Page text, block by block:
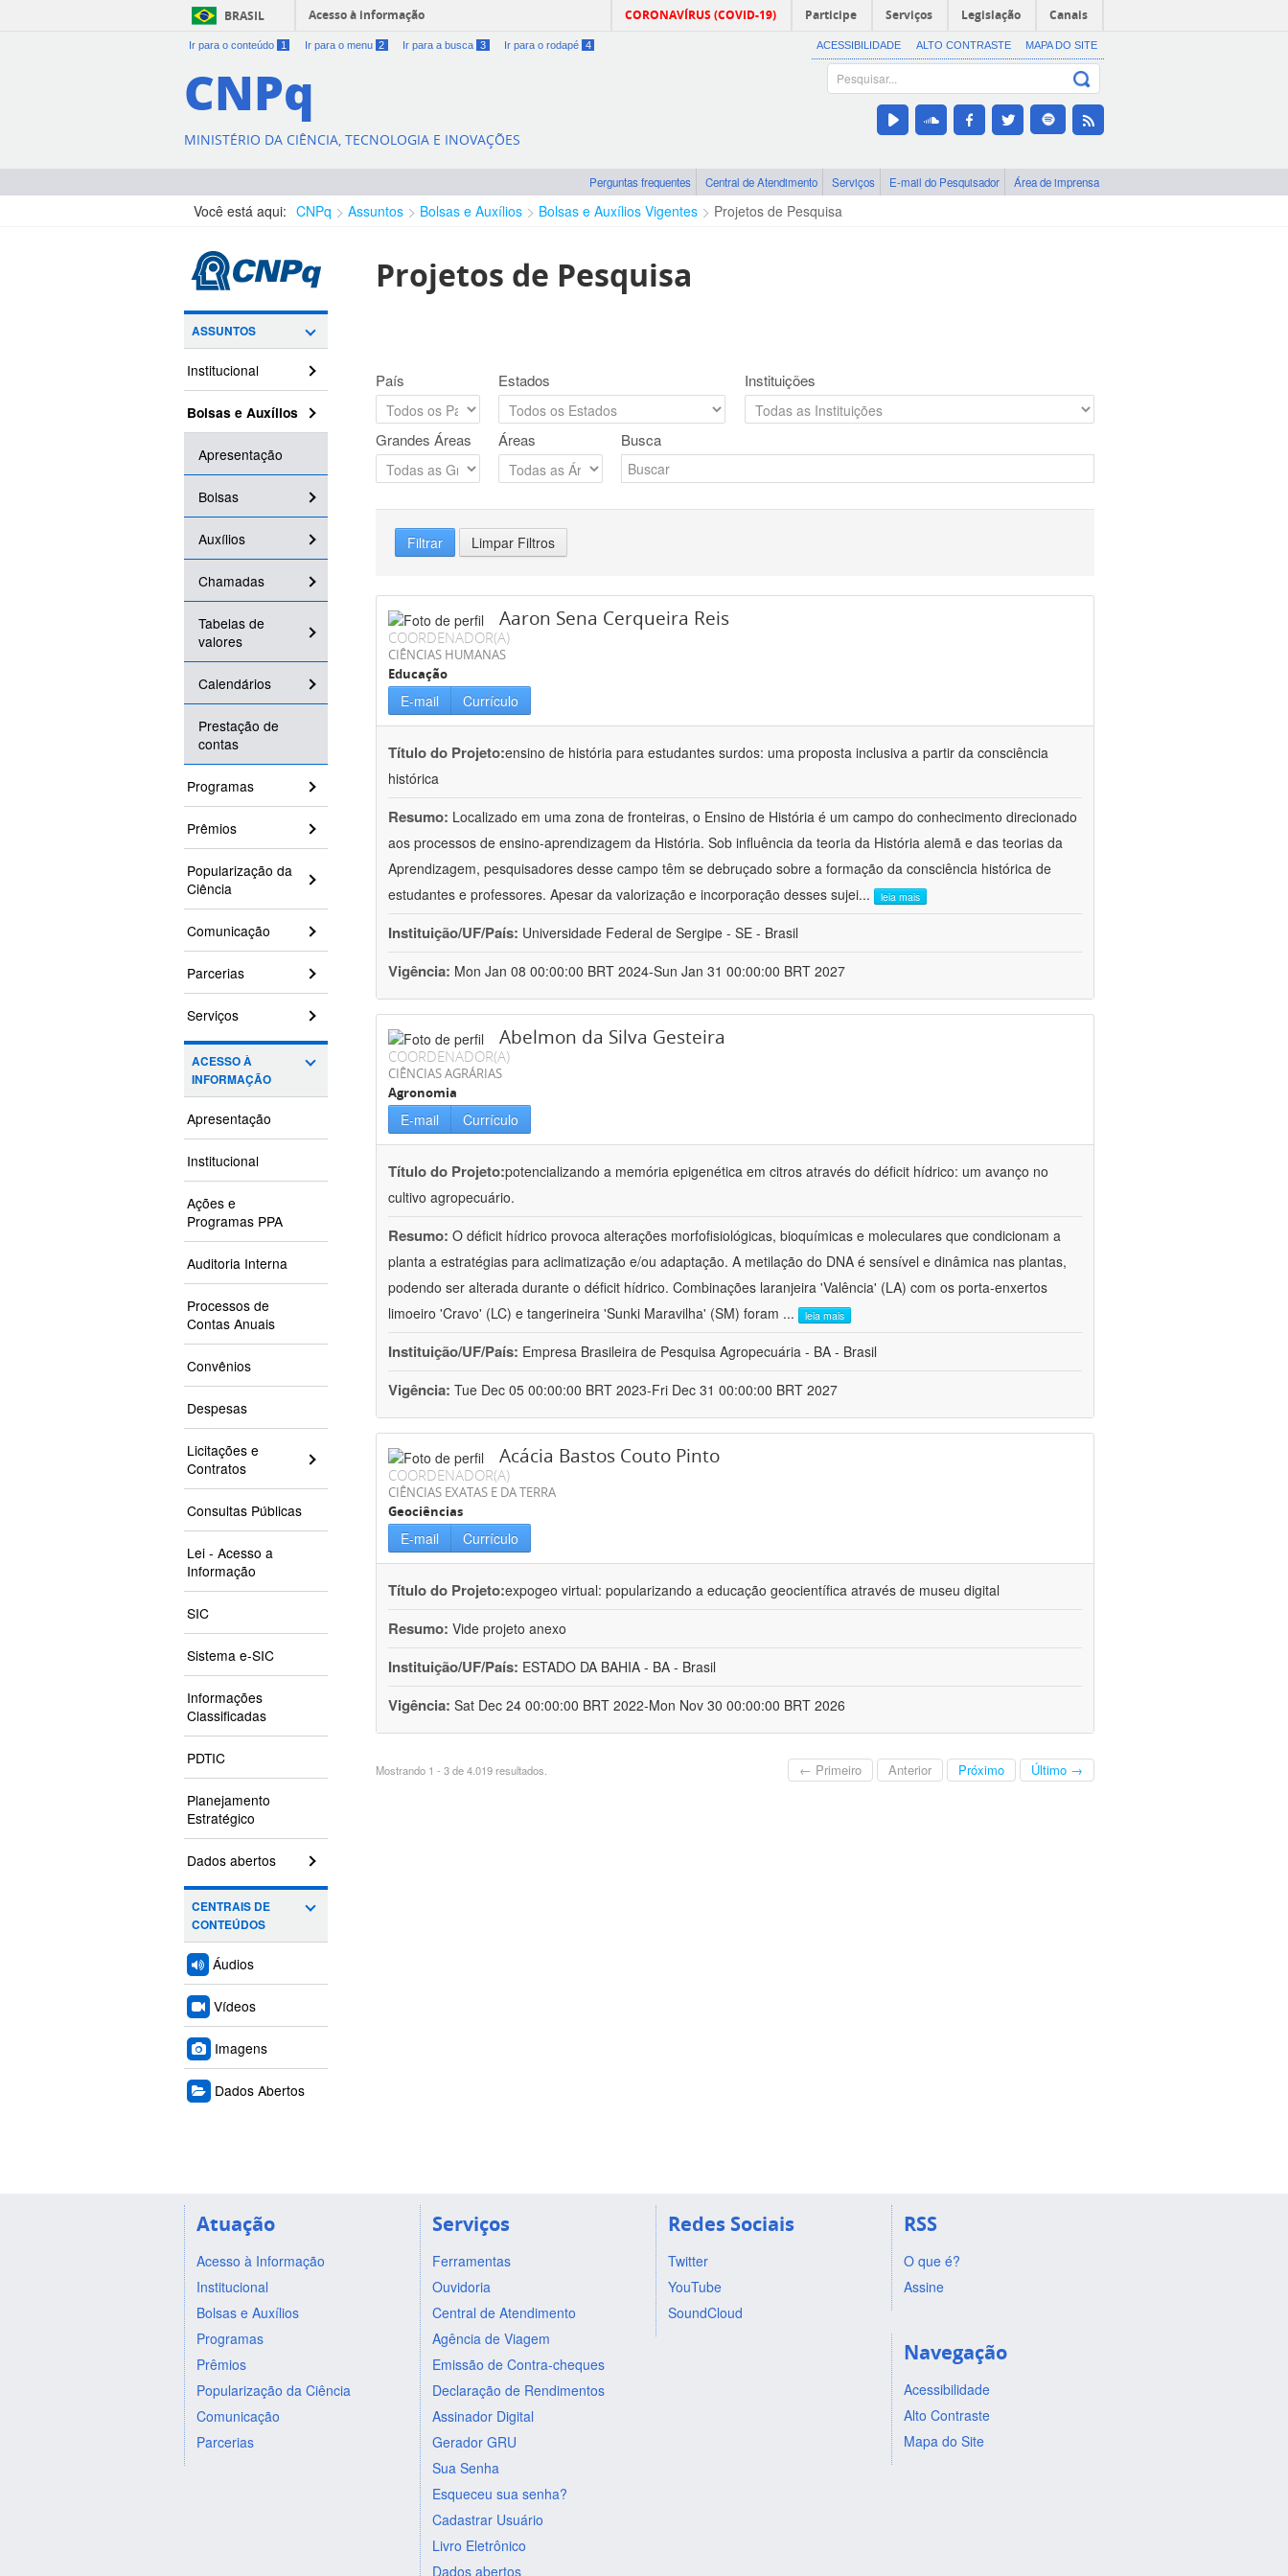
BRASIL Acesso à informação CORONAVÍRUS (COVID-19) Participe Serviços Legislação Canais
Ir para o conteúdo 1 Ir para o menu 2 Ir para a busca 3 Ir para o rodapé 4 ACESSIBILIDADE ALTO CONTRASTE MAPA DO SITE
CNPq
MINISTÉRIO DA CIÊNCIA, TECNOLOGIA E INOVAÇÕES
Perguntas frequentes Central de Atendimento Serviços E-mail do Pesquisador Área de imprensa
Você está aqui: CNPq Assuntos Bolsas e Auxílios Bolsas e Auxílios Vigentes Projetos de Pesquisa
ASSUNTOS
Institucional
Bolsas e Auxílios
Apresentação
Bolsas
Auxílios
Chamadas
Tabelas de
valores
Calendários
Prestação de
contas
Programas
Prêmios
Popularização da
Ciência
Comunicação
Parcerias
Serviços
ACESSO À
INFORMAÇÃO
Apresentação
Institucional
Ações e
Programas PPA
Auditoria Interna
Processos de
Contas Anuais
Convênios
Despesas
Licitações e
Contratos
Consultas Públicas
Lei - Acesso a
Informação
SIC
Sistema e-SIC
Informações
Classificadas
PDTIC
Planejamento
Estratégico
Dados abertos
CENTRAIS DE
CONTEÚDOS
Áudios
Vídeos
Imagens
Dados Abertos
Projetos de Pesquisa
País Estados Instituições
Grandes Áreas Áreas Busca
Filtrar Limpar Filtros
Aaron Sena Cerqueira Reis
COORDENADOR(A)
CIÊNCIAS HUMANAS
Educação
E-mail Currículo
Título do Projeto:ensino de história para estudantes surdos: uma proposta inclusiva a partir da consciência
histórica
Resumo: Localizado em uma zona de fronteiras, o Ensino de História é um campo do conhecimento direcionado
aos processos de ensino-aprendizagem da História. Sob influência da teoria da História alemã e das teorias da
Aprendizagem, pesquisadores desse campo têm se debruçado sobre a formação da consciência histórica de
estudantes e professores. Apesar da valorização e incorporação desses sujei... leia mais
Instituição/UF/País: Universidade Federal de Sergipe - SE - Brasil
Vigência: Mon Jan 08 00:00:00 BRT 2024-Sun Jan 31 00:00:00 BRT 2027
Abelmon da Silva Gesteira
COORDENADOR(A)
CIÊNCIAS AGRÁRIAS
Agronomia
E-mail Currículo
Título do Projeto:potencializando a memória epigenética em citros através do déficit hídrico: um avanço no
cultivo agropecuário.
Resumo: O déficit hídrico provoca alterações morfofisiológicas, bioquímicas e moleculares que condicionam a
planta a estratégias para aclimatização e/ou adaptação. A metilação do DNA é sensível e dinâmica nas plantas,
podendo ser alterada durante o déficit hídrico. Combinações laranjeira 'Valência' (LA) com os porta-enxertos
limoeiro 'Cravo' (LC) e tangerineira 'Sunki Maravilha' (SM) foram ... leia mais
Instituição/UF/País: Empresa Brasileira de Pesquisa Agropecuária - BA - Brasil
Vigência: Tue Dec 05 00:00:00 BRT 2023-Fri Dec 31 00:00:00 BRT 2027
Acácia Bastos Couto Pinto
COORDENADOR(A)
CIÊNCIAS EXATAS E DA TERRA
Geociências
E-mail Currículo
Título do Projeto:expogeo virtual: popularizando a educação geocientífica através de museu digital
Resumo: Vide projeto anexo
Instituição/UF/País: ESTADO DA BAHIA - BA - Brasil
Vigência: Sat Dec 24 00:00:00 BRT 2022-Mon Nov 30 00:00:00 BRT 2026
Mostrando 1 - 3 de 4.019 resultados. ← Primeiro Anterior Próximo Último →
Atuação
Acesso à Informação
Institucional
Bolsas e Auxílios
Programas
Prêmios
Popularização da Ciência
Comunicação
Parcerias
Serviços
Ferramentas
Ouvidoria
Central de Atendimento
Agência de Viagem
Emissão de Contra-cheques
Declaração de Rendimentos
Assinador Digital
Gerador GRU
Sua Senha
Esqueceu sua senha?
Cadastrar Usuário
Livro Eletrônico
Dados abertos
Redes Sociais
Twitter
YouTube
SoundCloud
RSS
O que é?
Assine
Navegação
Acessibilidade
Alto Contraste
Mapa do Site